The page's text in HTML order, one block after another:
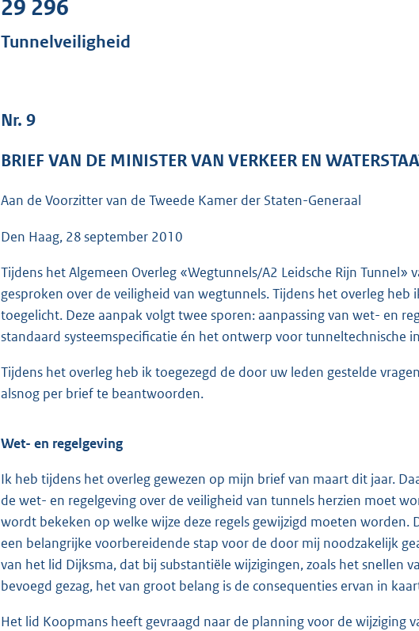
r
o
:
5
0
K
29 296
Tunnelveiligheid
Nr. 9
BRIEF VAN DE MINISTER VAN VERKEER EN
Aan de Voorzitter van de Tweede Kamer der Staten-Generaal
Den Haag, 28 september 2010
Tijdens het Algemeen Overleg «Wegtunnels/A2 Leidsche Rijn
gesproken over de veiligheid van wegtunnels. Tijdens het overleg
toegelicht. Deze aanpak volgt twee sporen: aanpassing van wet- en
standaard systeemspecificatie én het ontwerp voor tunneltechnische
Tijdens het overleg heb ik toegezegd de door uw leden gestelde
alsnog per brief te beantwoorden.
Wet- en regelgeving
Ik heb tijdens het overleg gewezen op mijn brief van maart dit jaar.
de wet- en regelgeving over de veiligheid van tunnels herzien moet
wordt bekeken op welke wijze deze regels gewijzigd moeten worden.
een belangrijke voorbereidende stap voor de door mij noodzakelijk
van het lid Dijksma, dat bij substantiële wijzigingen, zoals het snellen
bevoegd gezag, het van groot belang is de consequenties ervan in
Het lid Koopmans heeft gevraagd naar de planning voor de wijziging